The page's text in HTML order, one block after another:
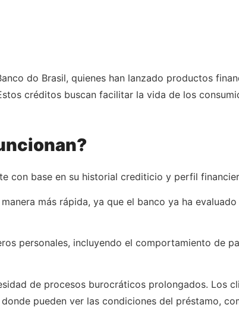
do Brasil, quienes han lanzado productos
créditos buscan facilitar la vida de los
con base en su historial crediticio y perfil
más rápida, ya que el banco ya ha
personales, incluyendo el comportamiento de
de procesos burocráticos prolongados. Los
pueden ver las condiciones del préstamo,